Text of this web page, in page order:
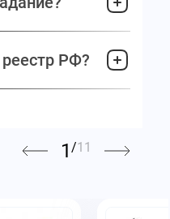
РФ?
1 /11